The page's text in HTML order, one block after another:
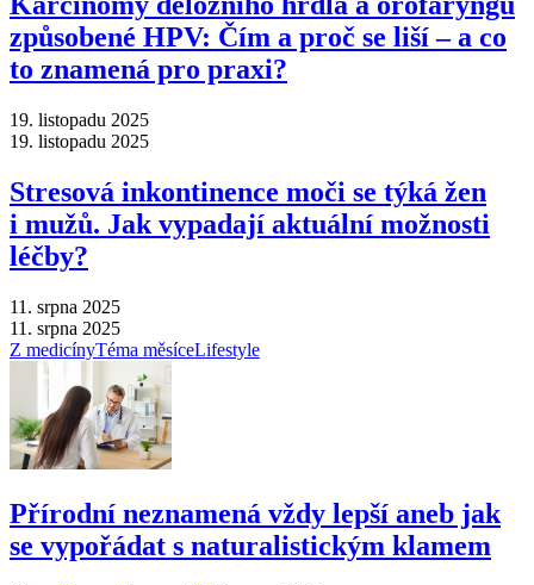
způsobené HPV: Čím a proč se liší –⁠ a co
to znamená pro praxi?
19. listopadu 2025
19. listopadu 2025
Stresová inkontinence moči se týká žen
i mužů. Jak vypadají aktuální možnosti
léčby?
11. srpna 2025
11. srpna 2025
Z medicínyTéma měsíceLifestyle
Přírodní neznamená vždy lepší aneb jak
se vypořádat s naturalistickým klamem